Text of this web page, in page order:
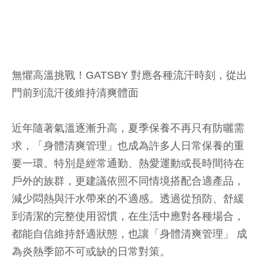
無懼高溫挑戰！GATSBY 對應各種流汗時刻，從出
門前到流汗後維持清爽體面
近年隨著氣溫逐漸升高，夏季保養不再只有防曬需
求，「身體清爽管理」也成為許多人日常保養的重
要一環。特別是經常通勤、熱愛運動或長時間待在
戶外的族群，更建議依照不同情境搭配合適產品，
減少悶熱與汗水帶來的不適感。透過從預防、舒緩
到清潔的完整使用習慣，在生活中應對各種場合，
都能自信維持舒適狀態，也讓「身體清爽管理」 成
為炎熱季節不可或缺的日常對策。